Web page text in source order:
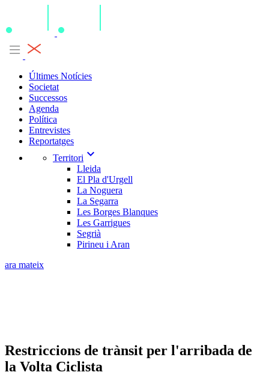
Últimes Notícies
Societat
Successos
Agenda
Política
Entrevistes
Reportatges
Territori expand_more
Lleida
El Pla d'Urgell
La Noguera
La Segarra
Les Borges Blanques
Les Garrigues
Segrià
Pirineu i Aran
ara mateix
Restriccions de trànsit per l'arribada de
la Volta Ciclista